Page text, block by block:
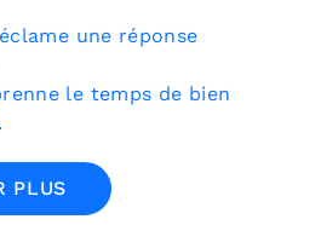
une réponse
le temps de bien
PLUS